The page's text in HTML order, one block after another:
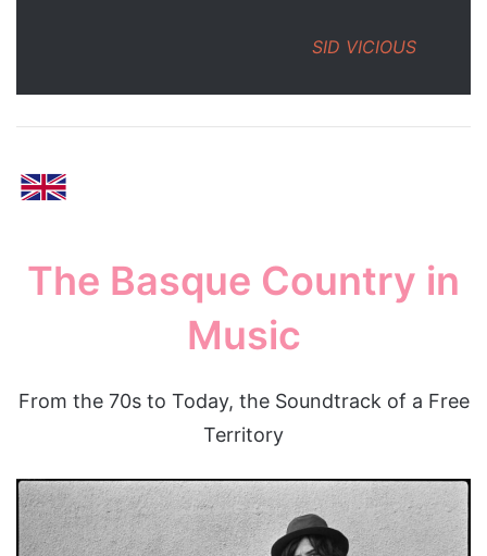
SID VICIOUS
The Basque Country in
Music
From the 70s to Today, the Soundtrack of a Free
Territory